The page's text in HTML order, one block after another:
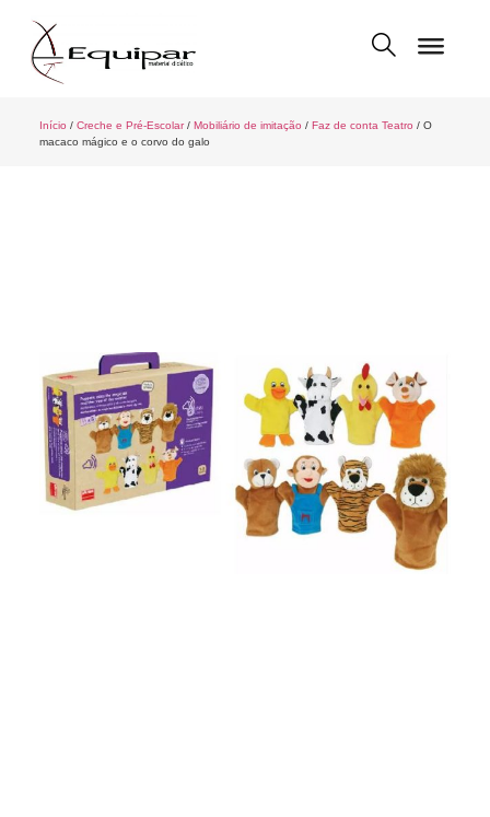
Início / Creche e Pré-Escolar/ Mobiliário de imitação / Faz de conta Teatro / O
macaco mágico e o corvo do galo